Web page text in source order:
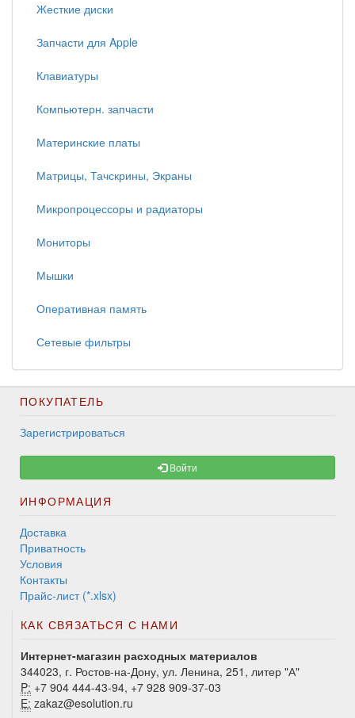
Жесткие диски
Запчасти для Apple
Клавиатуры
Компьютерн. запчасти
Материнские платы
Матрицы, Тачскрины, Экраны
Микропроцессоры и радиаторы
Мониторы
Мышки
Оперативная память
Сетевые фильтры
ПОКУПАТЕЛЬ
Зарегистрироваться
Войти
ИНФОРМАЦИЯ
Доставка
Приватность
Условия
Контакты
Прайс-лист (*.xlsx)
КАК СВЯЗАТЬСЯ С НАМИ
Интернет-магазин расходных материалов
344023, г. Ростов-на-Дону, ул. Ленина, 251, литер "А"
P: +7 904 444-43-94, +7 928 909-37-03
E: zakaz@esolution.ru